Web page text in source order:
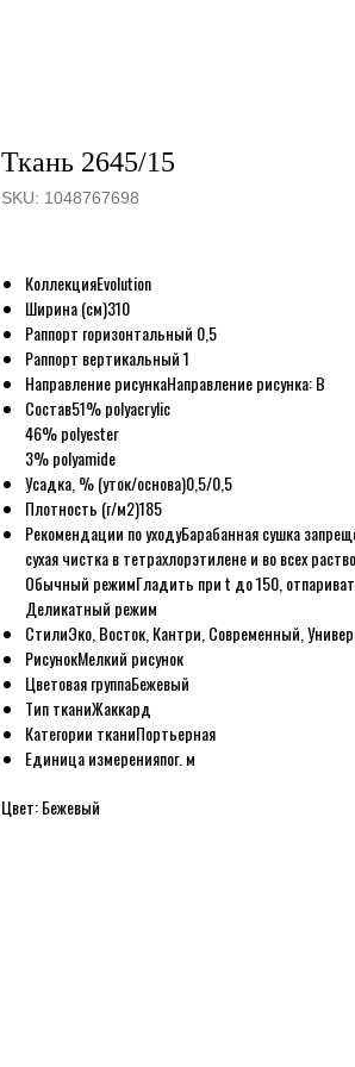
Ткань 2645/15
SKU: 1048767698
КоллекцияEvolution
Ширина (см)310
Раппорт горизонтальный 0,5
Раппорт вертикальный1
Направление рисункаНаправление рисунка: B
Состав51% polyacrylic
46% polyester
3% polyamide
Усадка, % (уток/основа)0,5/0,5
Плотность (г/м2)185
Рекомендации по уходуБарабанная сушка
сухая чистка в тетрахлорэтилене и во всех
Обычный режимГладить при t до 150,
Деликатный режим
СтилиЭко, Восток, Кантри, Современный,
РисунокМелкий рисунок
Цветовая группаБежевый
Тип тканиЖаккард
Категории тканиПортьерная
Единица измеренияпог. м
Цвет: Бежевый